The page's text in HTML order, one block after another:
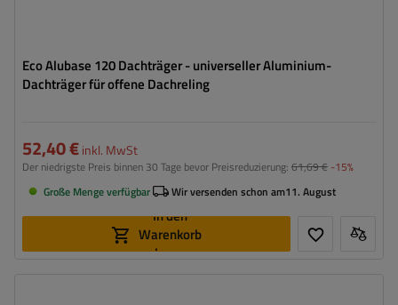
Eco Alubase 120 Dachträger - universeller Aluminium-
Dachträger für offene Dachreling
52,40 €inkl. MwSt
Der niedrigste Preis binnen 30 Tage bevor Preisreduzierung: 61,69 € -15%
Große Menge verfügbar
Wir versenden schon am11. August
In den
Warenkorb
legen